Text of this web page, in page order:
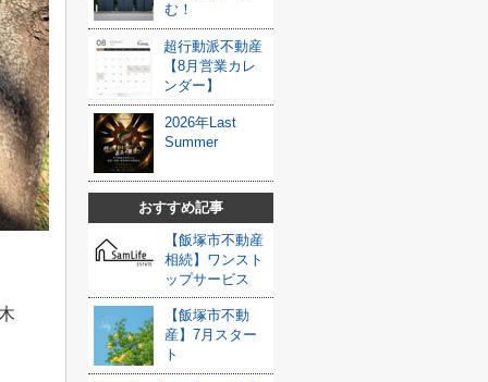
む！
超行動派不動産
【8月営業カレ
ンダー】
2026年Last
Summer
おすすめ記事
【飯塚市不動産
相続】ワンスト
ップサービス
【飯塚市不動
産】7月スター
ト